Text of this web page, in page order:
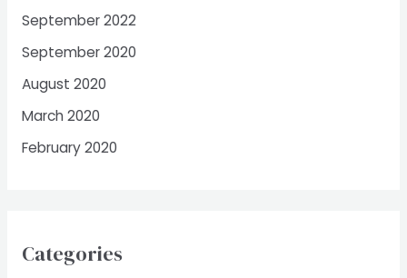
September 2022
September 2020
August 2020
March 2020
February 2020
Categories